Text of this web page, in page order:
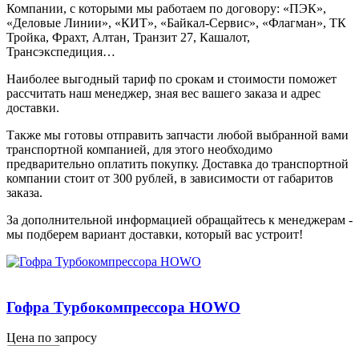
Компании, с которыми мы работаем по договору: «ПЭК»,
«Деловые Линии», «КИТ», «Байкал-Сервис», «Флагман», ТК
Тройка, Фрахт, Алтан, Транзит 27, Кашалот,
Трансэкспедиция…
Наиболее выгодный тариф по срокам и стоимости поможет
рассчитать наш менеджер, зная вес вашего заказа и адрес
доставки.
Также мы готовы отправить запчасти любой выбранной вами
транспортной компанией, для этого необходимо
предварительно оплатить покупку. Доставка до транспортной
компании стоит от 300 рублей, в зависимости от габаритов
заказа.
За дополнительной информацией обращайтесь к менеджерам -
мы подберем вариант доставки, который вас устроит!
Гофра Турбокомпрессора HOWO
Цена по запросу